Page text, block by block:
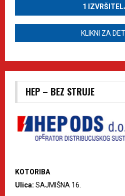
1
KLIKNI ZA
HEP – BEZ STRUJE
KOTORIBA
Ulica: SAJMIŠNA 16.